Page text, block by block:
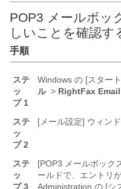
POP3 メールボッ
しいことを確認す
手順
ステ
ッ
プ 1
Windows の [スター
ル > RightFax
ステ
ッ
プ 2
[メール設定] ウィン
ステ
ッ
プ 3
[POP3 メールボック
ールドで、エントリ
Administration の [シ